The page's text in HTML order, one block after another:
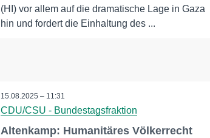
(HI) vor allem auf die dramatische Lage in Gaza
hin und fordert die Einhaltung des ...
15.08.2025 – 11:31
CDU/CSU - Bundestagsfraktion
Altenkamp: Humanitäres Völkerrecht